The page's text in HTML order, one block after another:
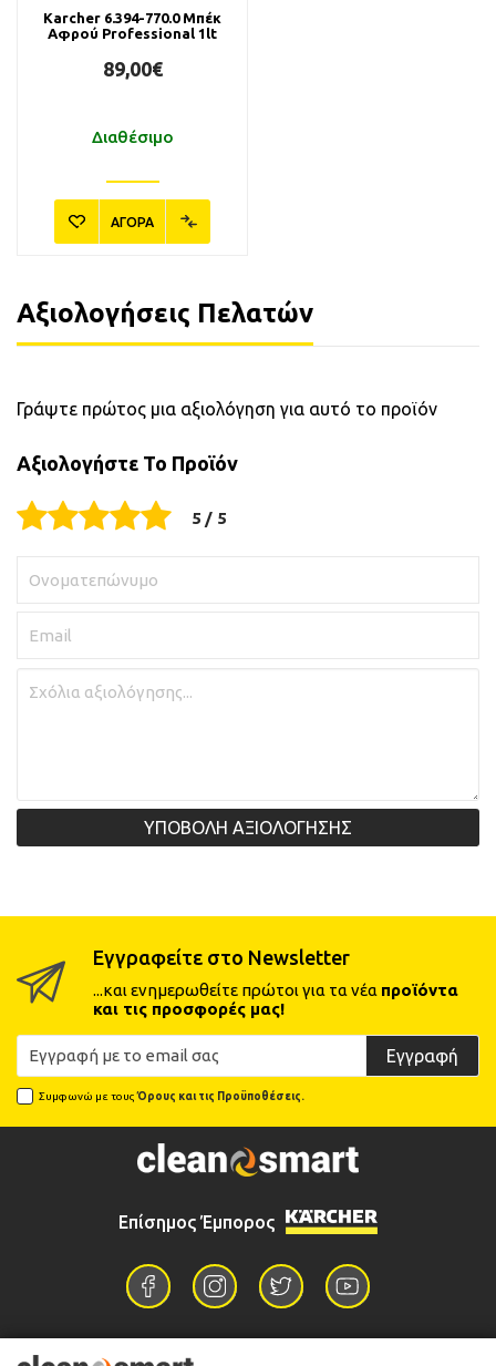
Karcher 6.394-770.0 Μπέκ
Αφρού Professional 1lt
89,00€
Διαθέσιμο
ΑΓΟΡΑ
Αξιολογήσεις Πελατών
Γράψτε πρώτος μια αξιολόγηση για αυτό το προϊόν
Αξιολογήστε Το Προϊόν
ΥΠΟΒΟΛΗ ΑΞΙΟΛΟΓΗΣΗΣ
Εγγραφείτε στο Newsletter
...και ενημερωθείτε πρώτοι για τα νέα προϊόντα
και τις προσφορές μας!
Εγγραφή
Συμφωνώ με τουςΌρους και τις Προϋποθέσεις.
Επίσημος Έμπορος